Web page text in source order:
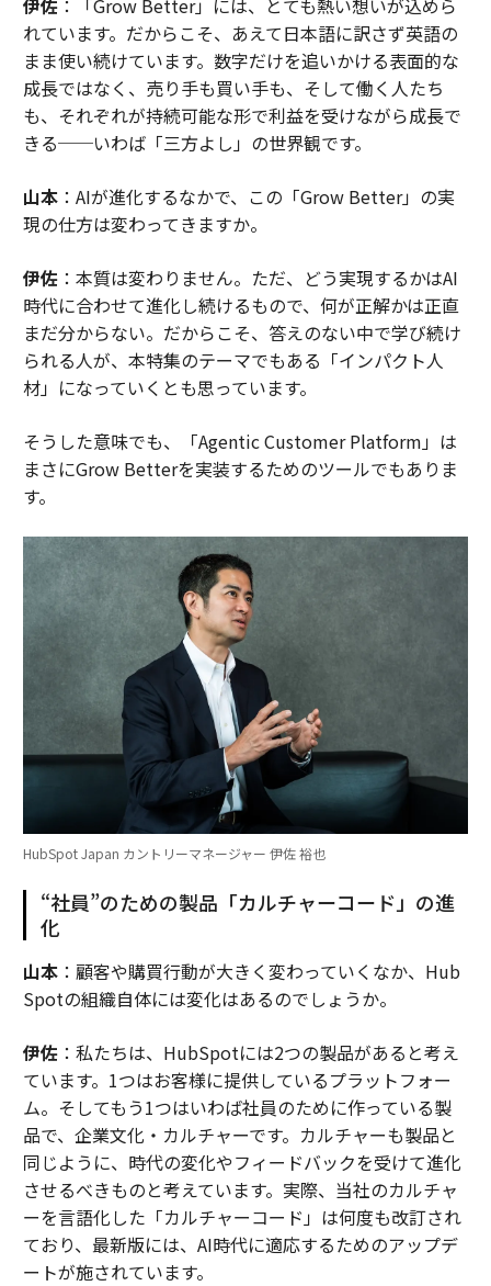
伊佐：「Grow Better」には、とても熱い想いが込めら
れています。だからこそ、あえて日本語に訳さず英語の
まま使い続けています。数字だけを追いかける表面的な
成長ではなく、売り手も買い手も、そして働く人たち
も、それぞれが持続可能な形で利益を受けながら成長で
きる──いわば「三方よし」の世界観です。
山本：AIが進化するなかで、この「Grow Better」の実
現の仕方は変わってきますか。
伊佐：本質は変わりません。ただ、どう実現するかはAI
時代に合わせて進化し続けるもので、何が正解かは正直
まだ分からない。だからこそ、答えのない中で学び続け
られる人が、本特集のテーマでもある「インパクト人
材」になっていくとも思っています。
そうした意味でも、「Agentic Customer Platform」は
まさにGrow Betterを実装するためのツールでもありま
す。
HubSpot Japan カントリーマネージャー 伊佐 裕也
“社員”のための製品「カルチャーコード」の進
化
山本：顧客や購買行動が大きく変わっていくなか、Hub
Spotの組織自体には変化はあるのでしょうか。
伊佐：私たちは、HubSpotには2つの製品があると考え
ています。1つはお客様に提供しているプラットフォー
ム。そしてもう1つはいわば社員のために作っている製
品で、企業文化・カルチャーです。カルチャーも製品と
同じように、時代の変化やフィードバックを受けて進化
させるべきものと考えています。実際、当社のカルチャ
ーを言語化した「カルチャーコード」は何度も改訂され
ており、最新版には、AI時代に適応するためのアップデ
ートが施されています。